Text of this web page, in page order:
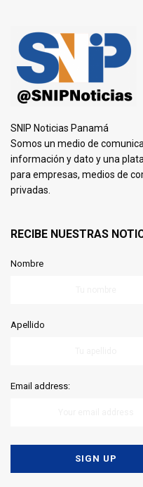
SNIP Noticias Panamá
Somos un medio de
información y dato y una
para empresas, medios de
privadas.
RECIBE NUESTRAS
Nombre
Apellido
Email address: